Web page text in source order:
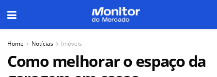
Home Notícias Imóveis
Como melhorar o espaço da